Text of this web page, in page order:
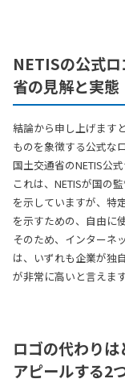
NETISの公式
省の見解と実態
結論から申し上げます
ものを象徴する公式な
国土交通省のNETIS公
これは、NETISが国の
を示していますが、特
を示すための、自由に
そのため、インターネ
は、いずれも企業が独
が非常に高いと言えます
ロゴの代わり
アピールする2